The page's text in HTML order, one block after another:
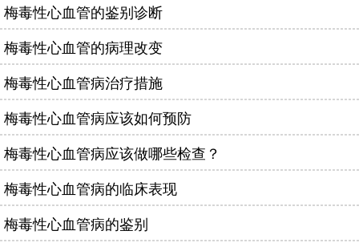
梅毒性心血管的鉴别诊断
梅毒性心血管的病理改变
梅毒性心血管病治疗措施
梅毒性心血管病应该如何预防
梅毒性心血管病应该做哪些检查？
梅毒性心血管病的临床表现
梅毒性心血管病的鉴别